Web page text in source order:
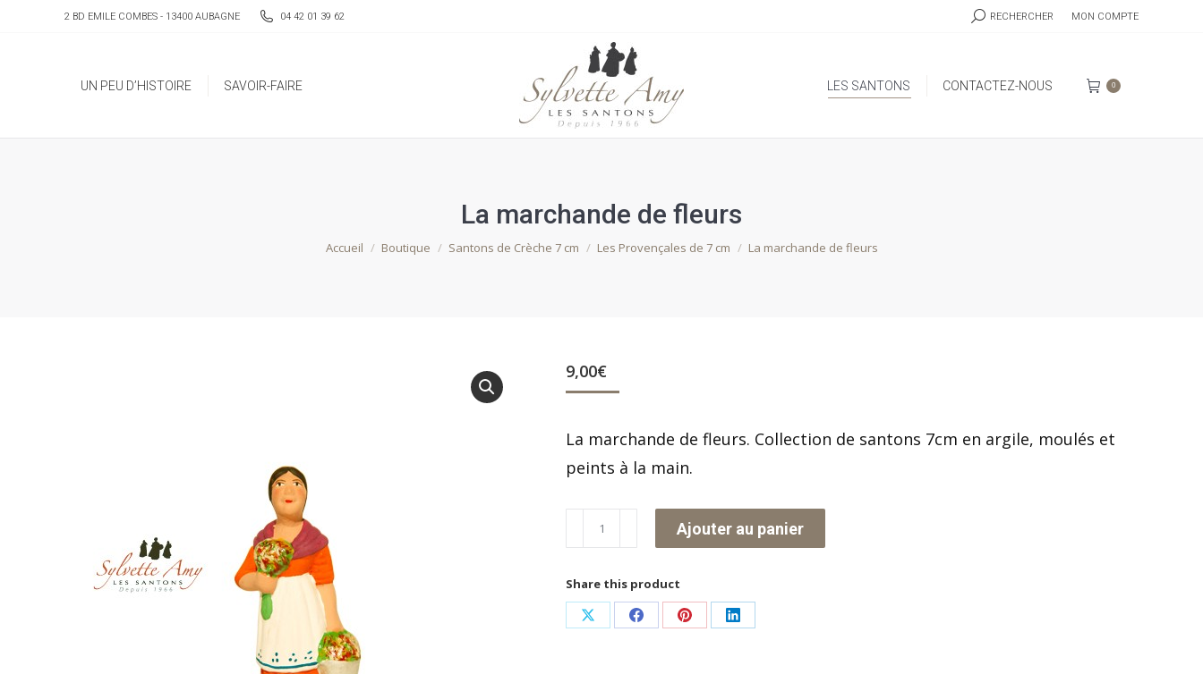
2 BD EMILE COMBES - 13400 AUBAGNE 04 42 01 39 62
RECHERCHE
RECHERCHER MON COMPTE
UN PEU D’HISTOIRE SAVOIR-FAIRE LES SANTONS CONTACTEZ-NOUS 0
La marchande de fleurs
Vous êtes ici :
Accueil Boutique Santons de Crèche 7 cm Les Provençales de 7 cm La marchande de fleurs
9,00€
La marchande de fleurs. Collection de santons 7cm en argile, moulés et
peints à la main.
quantité
de
La
marchande
Ajouter au panier
Share this product
PartagerPartagerPartagerPartager